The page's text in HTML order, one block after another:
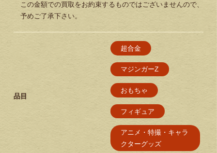
この金額での買取をお約束するものではございませんので、
予めご了承下さい。
品目
超合金
マジンガーZ
おもちゃ
フィギュア
アニメ・特撮・キャラ
クターグッズ